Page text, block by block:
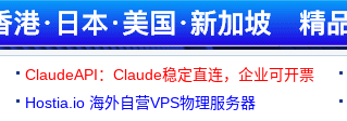
ClaudeAPI：Claude稳定直连，企业可开票
Hostia.io 海外自营VPS物理服务器